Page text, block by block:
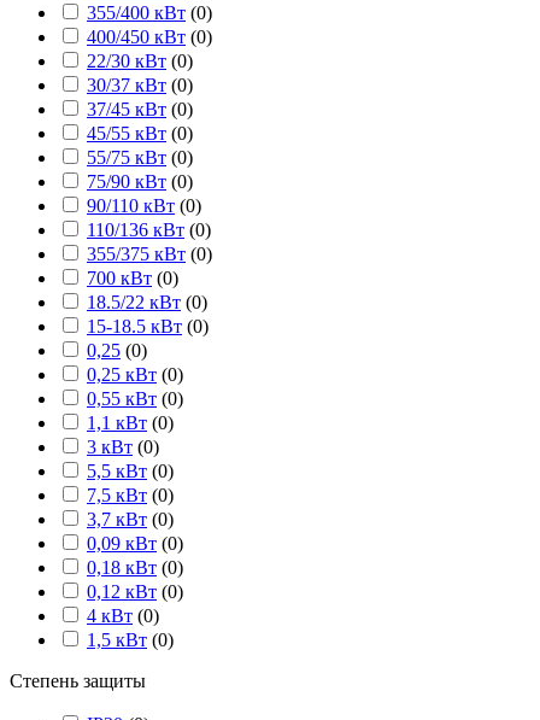
355/400 кВт (0)
400/450 кВт (0)
22/30 кВт (0)
30/37 кВт (0)
37/45 кВт (0)
45/55 кВт (0)
55/75 кВт (0)
75/90 кВт (0)
90/110 кВт (0)
110/136 кВт (0)
355/375 кВт (0)
700 кВт (0)
18.5/22 кВт (0)
15-18.5 кВт (0)
0,25 (0)
0,25 кВт (0)
0,55 кВт (0)
1,1 кВт (0)
3 кВт (0)
5,5 кВт (0)
7,5 кВт (0)
3,7 кВт (0)
0,09 кВт (0)
0,18 кВт (0)
0,12 кВт (0)
4 кВт (0)
1,5 кВт (0)
Степень защиты